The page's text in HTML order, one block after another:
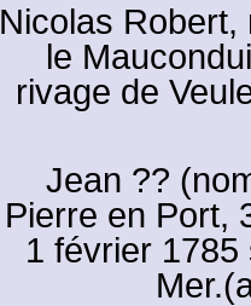
Nicolas Robert,
le
rivage de
Jean ??
Pierre en Port,
1 février